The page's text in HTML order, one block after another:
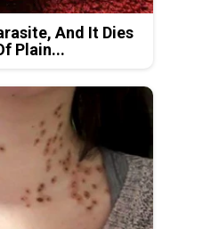
And It Dies
Plain...